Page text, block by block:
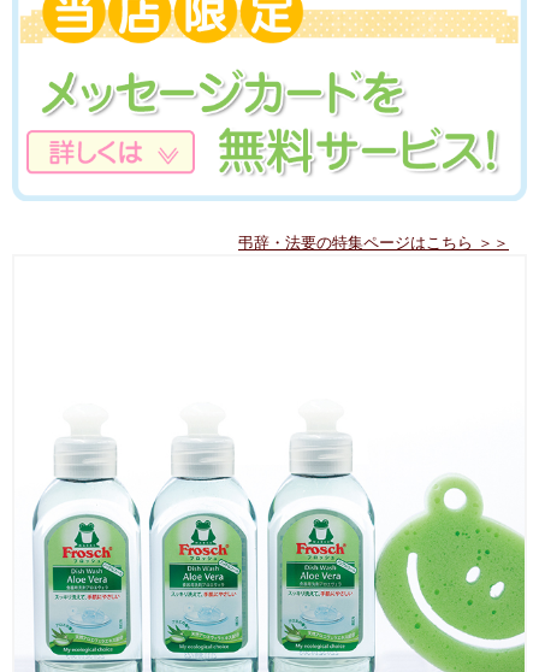
弔辞・法要の特集ページはこちら ＞＞